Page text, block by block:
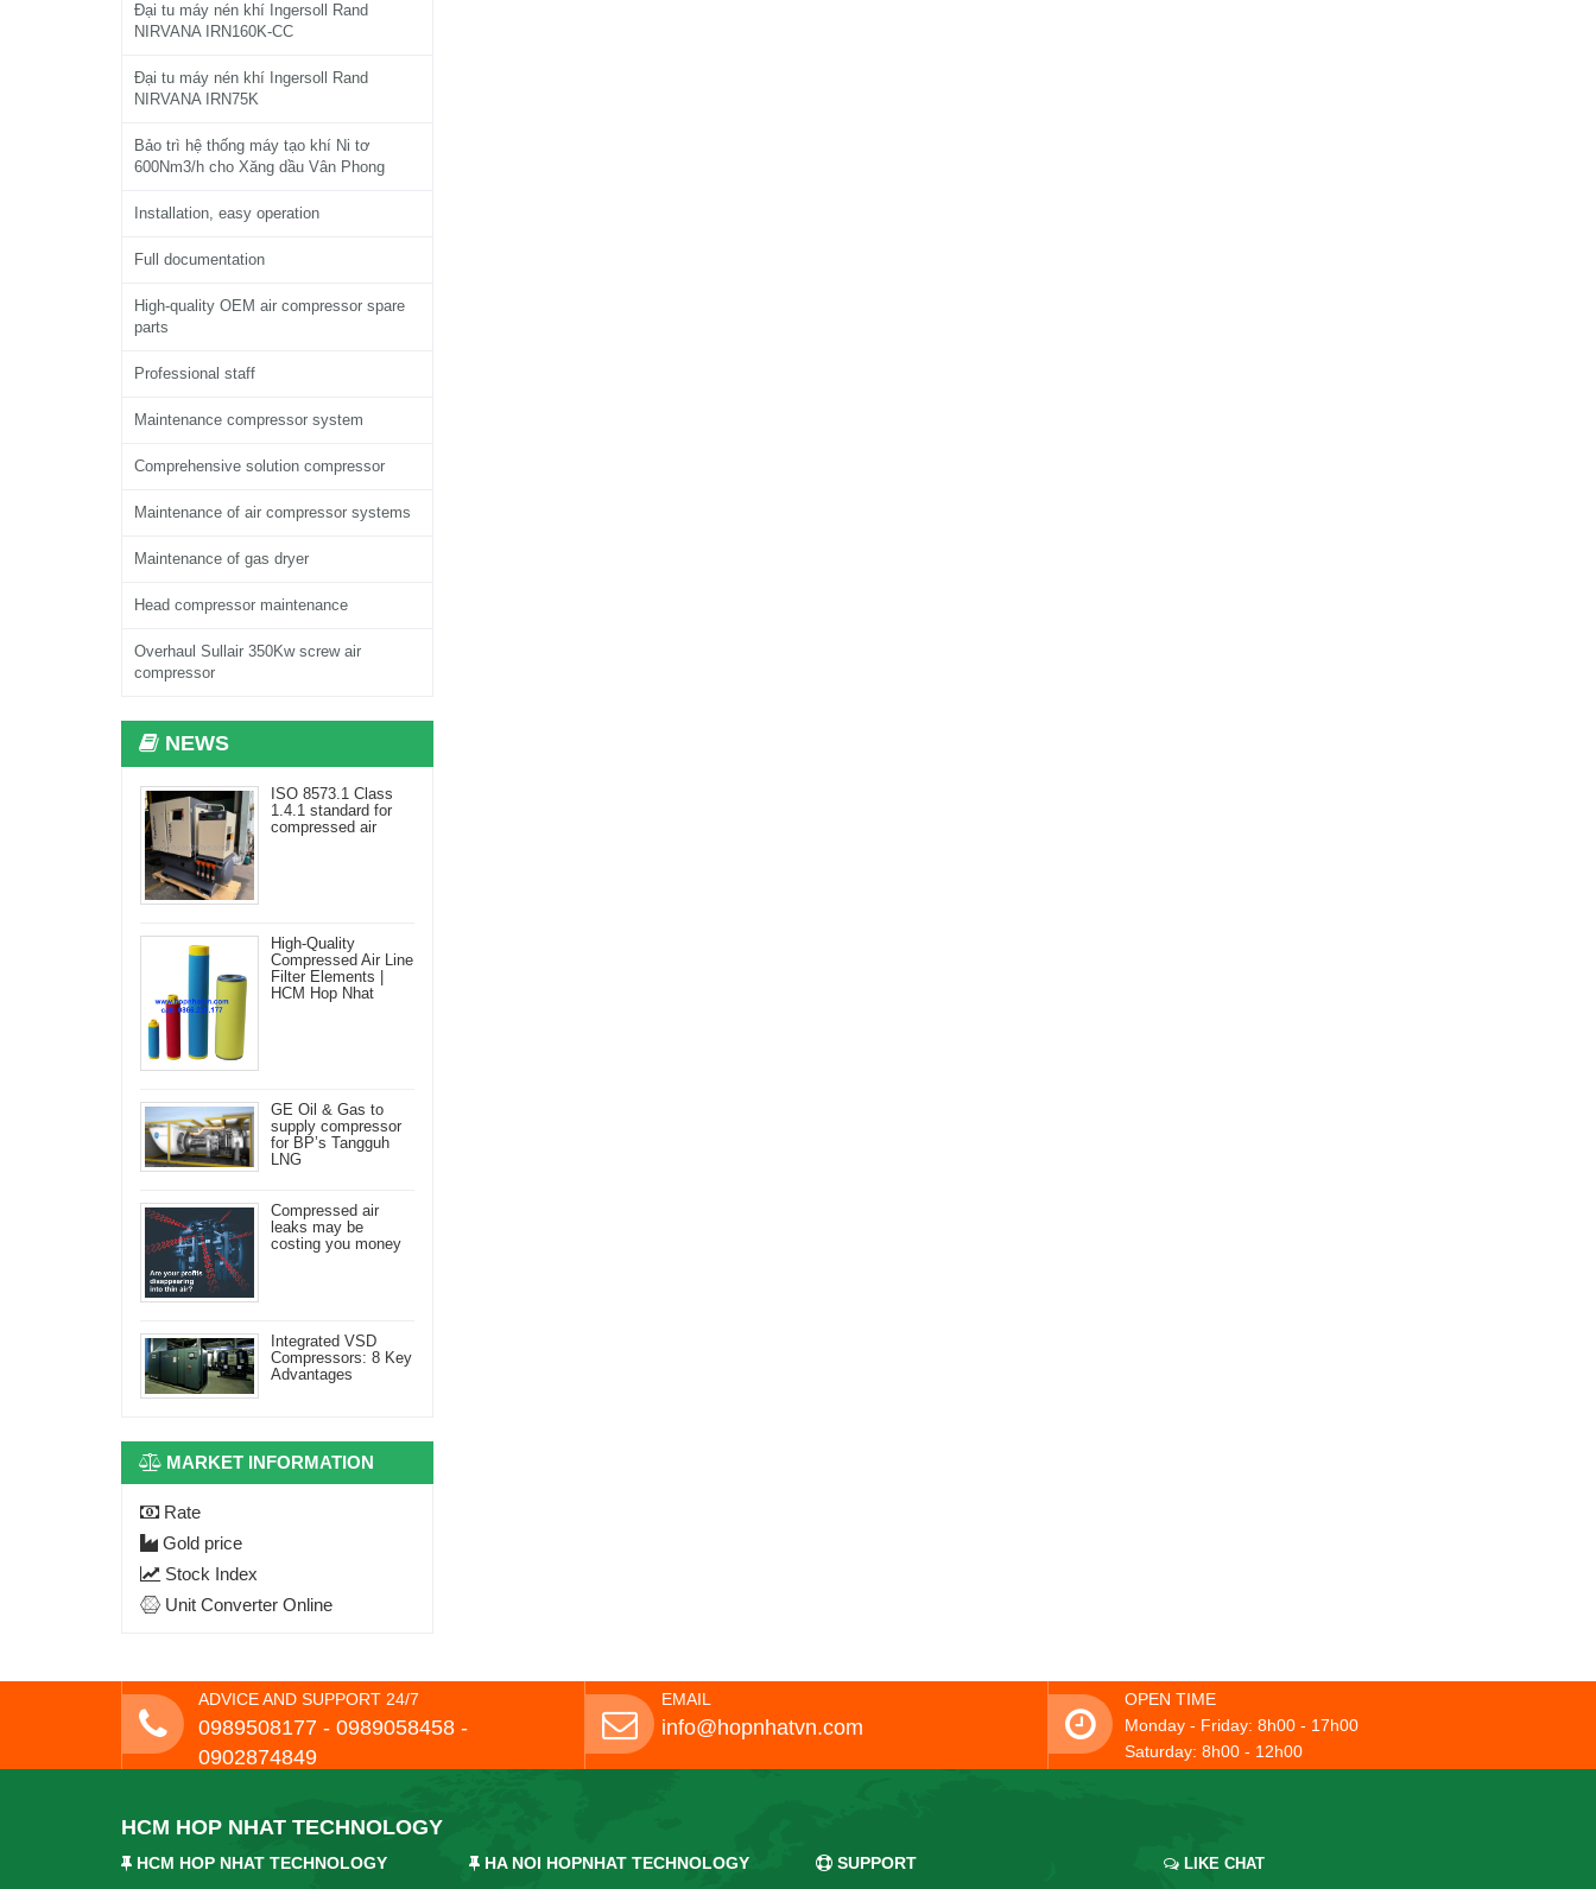
Đại tu máy nén khí Ingersoll Rand
NIRVANA IRN160K-CC
Đại tu máy nén khí Ingersoll Rand
NIRVANA IRN75K
Bảo trì hệ thống máy tạo khí Ni tơ
600Nm3/h cho Xăng dầu Vân Phong
Installation, easy operation
Full documentation
High-quality OEM air compressor spare
parts
Professional staff
Maintenance compressor system
Comprehensive solution compressor
Maintenance of air compressor systems
Maintenance of gas dryer
Head compressor maintenance
Overhaul Sullair 350Kw screw air
compressor
NEWS
ISO 8573.1 Class
1.4.1 standard for
compressed air
High-Quality
Compressed Air Line
Filter Elements |
HCM Hop Nhat
GE Oil & Gas to
supply compressor
for BP’s Tangguh
LNG
Compressed air
leaks may be
costing you money
Integrated VSD
Compressors: 8 Key
Advantages
MARKET INFORMATION
Rate
Gold price
Stock Index
Unit Converter Online
ADVICE AND SUPPORT 24/7
0989508177 - ‭0989058458‬ -
0902874849
EMAIL
info@hopnhatvn.com
OPEN TIME
Monday - Friday: 8h00 - 17h00
Saturday: 8h00 - 12h00
HCM HOP NHAT TECHNOLOGY
HCM HOP NHAT TECHNOLOGY
HA NOI HOPNHAT TECHNOLOGY
SUPPORT LIKE CHAT